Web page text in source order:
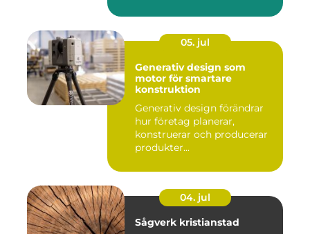
05. jul
Generativ design som
motor för smartare
konstruktion
Generativ design förändrar
hur företag planerar,
konstruerar och producerar
produkter...
04. jul
Sågverk kristianstad